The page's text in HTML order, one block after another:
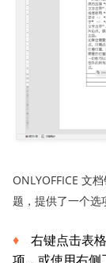
ONLYOFFICE 文
题，提供了一个选
右键点击表